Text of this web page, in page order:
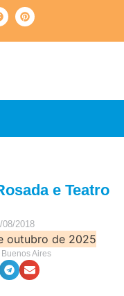
e Teatro
08/2018
outubro de 2025
Buenos Aires